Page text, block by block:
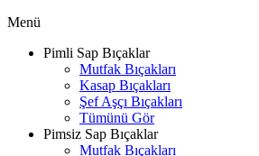
Menü
Pimli Sap Bıçaklar
Mutfak Bıçakları
Kasap Bıçakları
Şef Aşçı Bıçakları
Tümünü Gör
Pimsiz Sap Bıçaklar
Mutfak Bıçakları